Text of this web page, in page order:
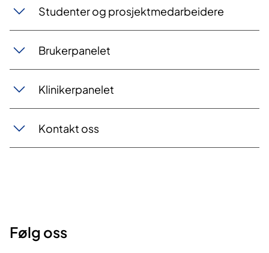
Studenter og prosjektmedarbeidere
Brukerpanelet
Klinikerpanelet
Kontakt oss
Følg oss